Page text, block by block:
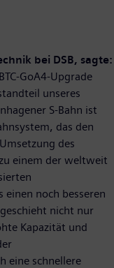
bei DSB, sagte:
GoA4-Upgrade
unseres
S-Bahn ist
das den
des
einem der weltweit
noch besseren
nicht nur
Kapazität und
eine schnellere